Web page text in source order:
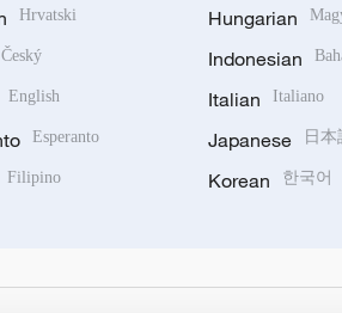
Hrvatski
Český
English
Esperanto
Filipino
Hungarian
Indonesian
Italian Italiano
Japanese 日本
Korean 한국어